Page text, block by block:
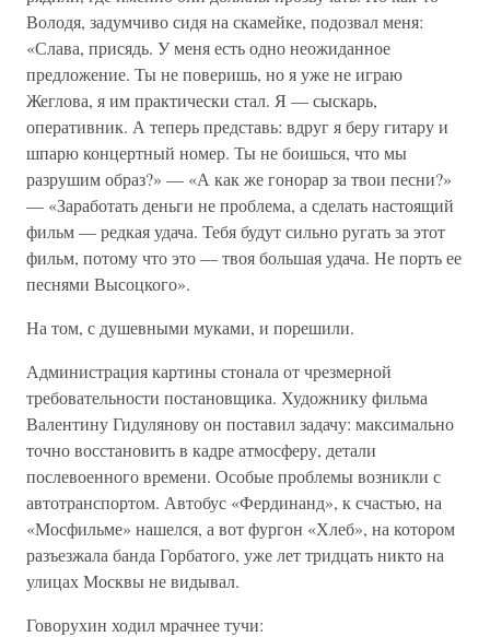
Володя, задумчиво сидя на скамейке, подозвал меня:
«Слава, присядь. У меня есть одно неожиданное
предложение. Ты не поверишь, но я уже не играю
Жеглова, я им практически стал. Я — сыскарь,
оперативник. А теперь представь: вдруг я беру гитару и
шпарю концертный номер. Ты не боишься, что мы
разрушим образ?» — «А как же гонорар за твои песни?»
— «Заработать деньги не проблема, а сделать настоящий
фильм — редкая удача. Тебя будут сильно ругать за этот
фильм, потому что это — твоя большая удача. Не порть ее
песнями Высоцкого».
На том, с душевными муками, и порешили.
Администрация картины стонала от чрезмерной
требовательности постановщика. Художнику фильма
Валентину Гидулянову он поставил задачу: максимально
точно восстановить в кадре атмосферу, детали
послевоенного времени. Особые проблемы возникли с
автотранспортом. Автобус «Фердинанд», к счастью, на
«Мосфильме» нашелся, а вот фургон «Хлеб», на котором
разъезжала банда Горбатого, уже лет тридцать никто на
улицах Москвы не видывал.
Говорухин ходил мрачнее тучи: